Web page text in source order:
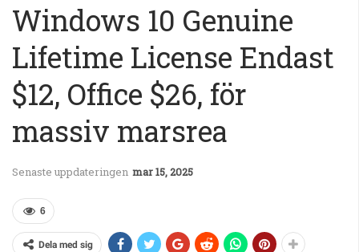
Windows 10 Genuine
Lifetime License Endast
$12, Office $26, för
massiv marsrea
Senaste uppdateringen mar 15, 2025
6
Dela med sig